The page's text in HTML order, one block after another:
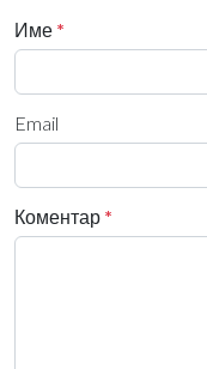
Име *
Email
Коментар *